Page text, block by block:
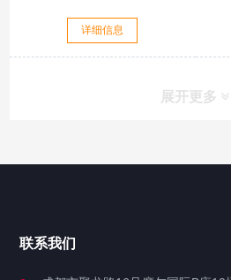
详细信息
展开更多
联系我们